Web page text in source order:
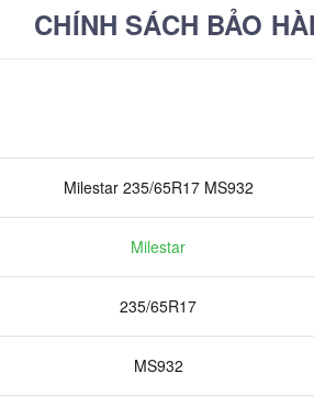
CHÍNH SÁCH BẢO
Milestar 235/65R17 MS932
Milestar
235/65R17
MS932